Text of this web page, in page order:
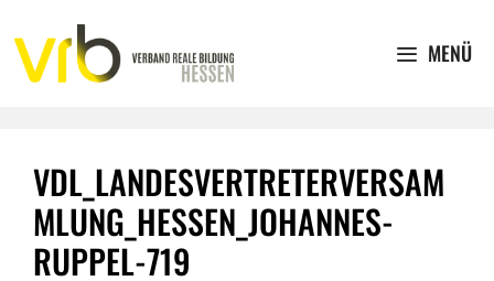
Inhalt
springen
MENÜ
VDL_LANDESVERTRETERVERSAM
MLUNG_HESSEN_JOHANNES-
RUPPEL-719